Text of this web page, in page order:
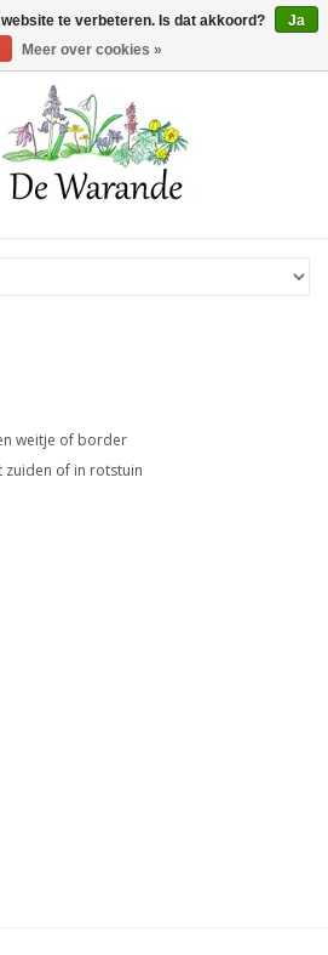
Winkelwagen >0 Artikelen - €0,00
weitje of border
zuiden of in rotstuin
te verbeteren. Is dat akkoord?
Ja
Meer over cookies »